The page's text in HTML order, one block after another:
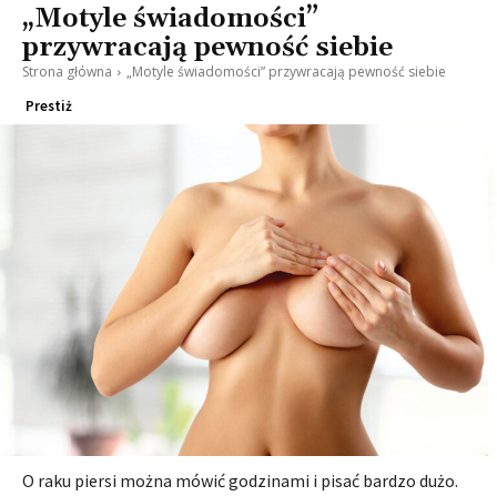
„Motyle świadomości”
przywracają pewność siebie
Strona główna
„Motyle świadomości” przywracają pewność siebie
Prestiż
O raku piersi można mówić godzinami i pisać bardzo dużo.